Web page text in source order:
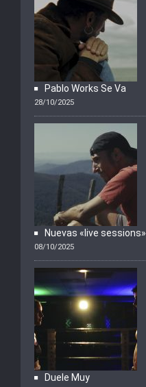
Pablo Works Se Va
28/10/2025
Nuevas «live sessions»
08/10/2025
Duele Muy